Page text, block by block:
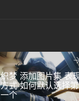
织梦 添加图片集 表
方式 如何默认选择第
一个